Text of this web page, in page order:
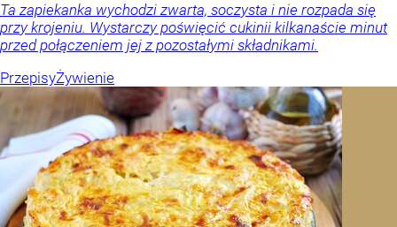
Ta zapiekanka wychodzi zwarta, soczysta i nie rozpada się
przy krojeniu. Wystarczy poświęcić cukinii kilkanaście minut
przed połączeniem jej z pozostałymi składnikami.
PrzepisyŻywienie